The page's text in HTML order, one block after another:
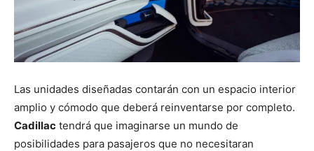
Las unidades diseñadas contarán con un espacio interior
amplio y cómodo que deberá reinventarse por completo.
Cadillac tendrá que imaginarse un mundo de
posibilidades para pasajeros que no necesitaran